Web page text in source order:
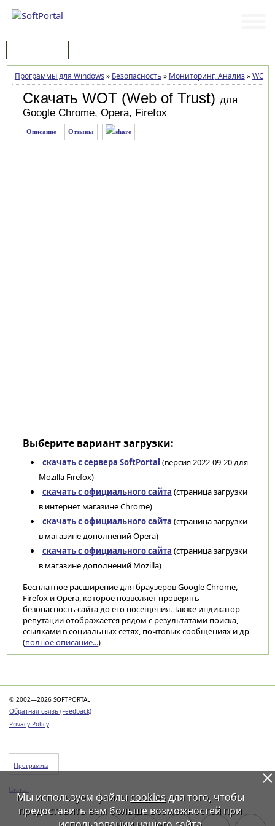
Программы для Windows » Безопасность» Мониторинг, Анализ»WOT
Скачать WOT (Web of Trust) для
Google Chrome, Opera, Firefox
Описание Отзывы
Выберите вариант загрузки:
скачать с сервера SoftPortal (версия 2022-09-20 для
Mozilla Firefox)
скачать с официального сайта (страница загрузки
в интернет магазине Chrome)
скачать с официального сайта (страница загрузки
в магазине дополнений Opera)
скачать с официального сайта (страница загрузки
в магазине дополнений Mozilla)
Бесплатное расширение для браузеров Google Chrome,
Firefox и Opera, которое позволяет проверять
безопасность сайта до его посещения. Также индикатор
репутации отображается рядом с результатами поиска,
ссылками в социальных сетях, почтовых сообщениях и др
(полное описание...)
© 2002—2026 SOFTPORTAL
Обратная связь (Feedback)
Privacy Policy
Программы
Статьи
Мы используем файлы cookiesдля того, чтобы
предоставить вам больше возможностей при